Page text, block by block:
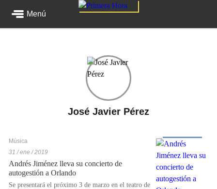
Menú
José Javier Pérez
Música
31 / ene / 2019
Andrés Jiménez lleva su concierto de
autogestión a Orlando
Se presentará el próximo 3 de marzo en el teatro de